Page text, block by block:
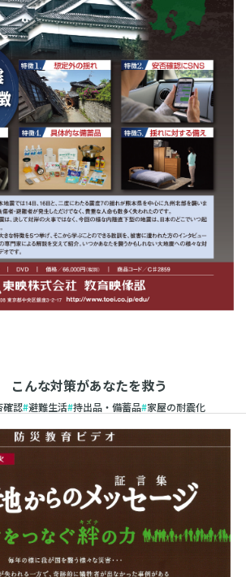
んな対策があなたを救う
確認 避難生活 持出品・備蓄品 家屋の耐震化